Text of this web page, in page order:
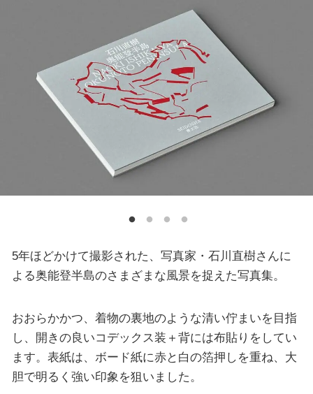
5年ほどかけて撮影された、写真家・石川直樹さんに
よる奥能登半島のさまざまな風景を捉えた写真集。
おおらかかつ、着物の裏地のような清い佇まいを目指
し、開きの良いコデックス装＋背には布貼りをしてい
ます。表紙は、ボード紙に赤と白の箔押しを重ね、大
胆で明るく強い印象を狙いました。